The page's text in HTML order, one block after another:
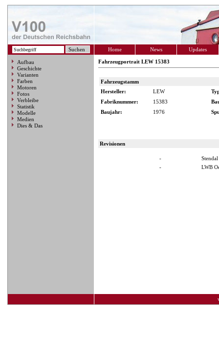
Home News Updates
Aufbau
Geschichte
Varianten
Farben
Motoren
Fotos
Verbleibe
Statistik
Modelle
Medien
Dies & Das
Fahrzeugportrait LEW 15383
Fahrzeugstamm
Hersteller:
LEW
Fabriknummer:
15383
Baujahr:
1976
Revisionen
-
Stendal
-
LWB